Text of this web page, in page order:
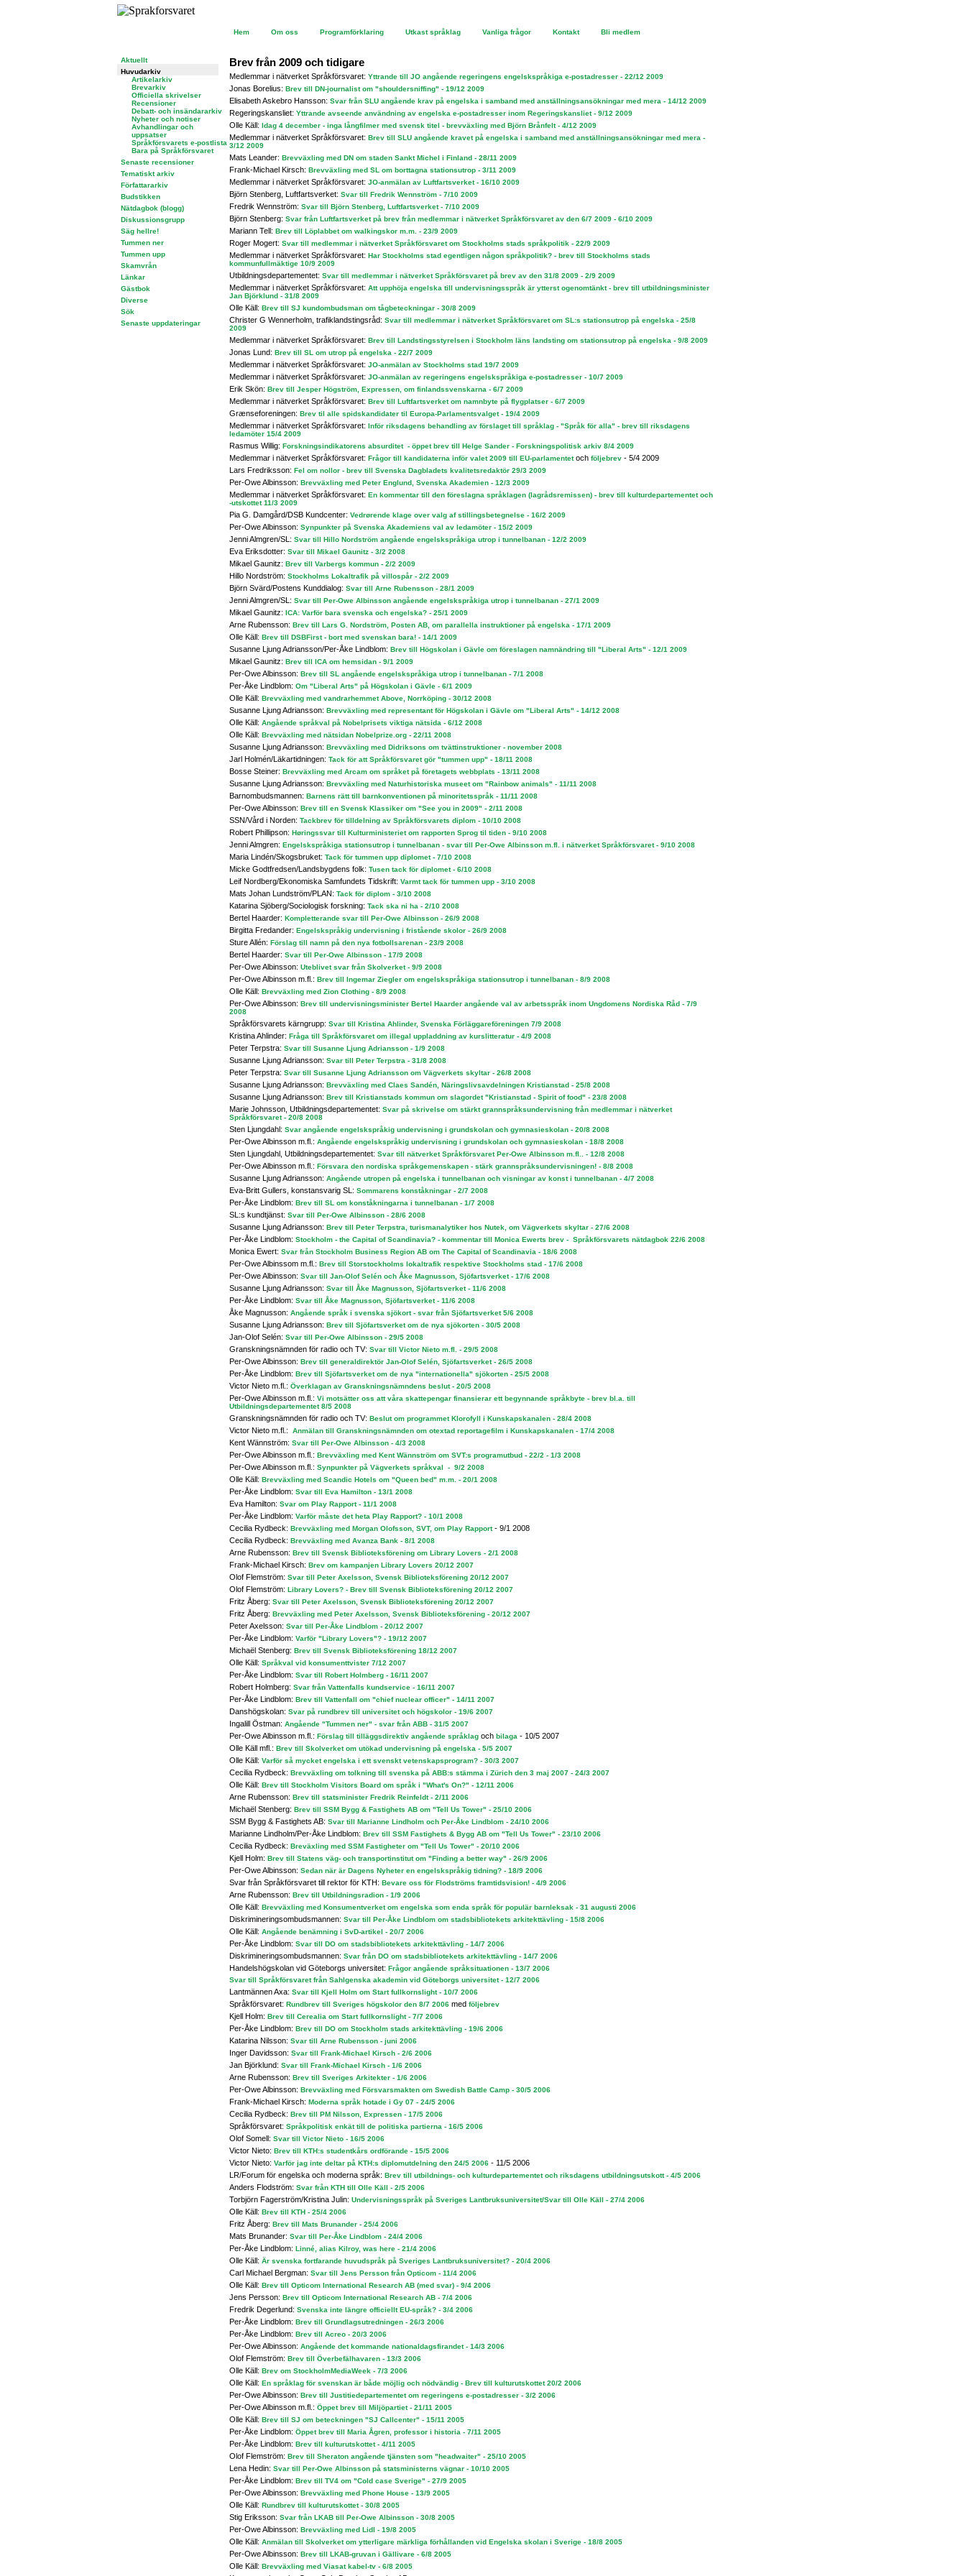
Hem Om oss Programförklaring Utkast språklag Vanliga frågor Kontakt Bli medlem
Aktuellt
Huvudarkiv
Artikelarkiv
Brevarkiv
Officiella skrivelser
Recensioner
Debatt- och insändararkiv
Nyheter och notiser
Avhandlingar och
uppsatser
Språkförsvarets e-postlista
Bara på Språkförsvaret
Senaste recensioner
Tematiskt arkiv
Författararkiv
Budstikken
Nätdagbok (blogg)
Diskussionsgrupp
Säg hellre!
Tummen ner
Tummen upp
Skamvrån
Länkar
Gästbok
Diverse
Sök
Senaste uppdateringar
Brev från 2009 och tidigare
Medlemmar i nätverket Språkförsvaret: Yttrande till JO angående regeringens engelskspråkiga e-postadresser - 22/12 2009
Jonas Borelius: Brev till DN-journalist om "shouldersniffing" - 19/12 2009
Elisabeth Askebro Hansson: Svar från SLU angående krav på engelska i samband med anställningsansökningar med mera - 14/12 2009
Regeringskansliet: Yttrande avseende användning av engelska e-postadresser inom Regeringskansliet - 9/12 2009
Olle Käll: Idag 4 december - inga långfilmer med svensk titel - brevväxling med Björn Brånfelt - 4/12 2009
Medlemmar i nätverket Språkförsvaret: Brev till SLU angående kravet på engelska i samband med anställningsansökningar med mera -
3/12 2009
Mats Leander: Brevväxling med DN om staden Sankt Michel i Finland - 28/11 2009
Frank-Michael Kirsch: Brevväxling med SL om borttagna stationsutrop - 3/11 2009
Medlemmar i nätverket Språkförsvaret: JO-anmälan av Luftfartsverket - 16/10 2009
Björn Stenberg, Luftfartsverket: Svar till Fredrik Wennström - 7/10 2009
Fredrik Wennström: Svar till Björn Stenberg, Luftfartsverket - 7/10 2009
Björn Stenberg: Svar från Luftfartsverket på brev från medlemmar i nätverket Språkförsvaret av den 6/7 2009 - 6/10 2009
Mariann Tell: Brev till Löplabbet om walkingskor m.m. - 23/9 2009
Roger Mogert: Svar till medlemmar i nätverket Språkförsvaret om Stockholms stads språkpolitik - 22/9 2009
Medlemmar i nätverket Språkförsvaret: Har Stockholms stad egentligen någon språkpolitik? - brev till Stockholms stads
kommunfullmäktige 10/9 2009
Utbildningsdepartementet: Svar till medlemmar i nätverket Språkförsvaret på brev av den 31/8 2009 - 2/9 2009
Medlemmar i nätverket Språkförsvaret: Att upphöja engelska till undervisningsspråk är ytterst ogenomtänkt - brev till utbildningsminister
Jan Björklund - 31/8 2009
Olle Käll: Brev till SJ kundombudsman om tågbeteckningar - 30/8 2009
Christer G Wennerholm, trafiklandstingsråd: Svar till medlemmar i nätverket Språkförsvaret om SL:s stationsutrop på engelska - 25/8
2009
Medlemmar i nätverket Språkförsvaret: Brev till Landstingsstyrelsen i Stockholm läns landsting om stationsutrop på engelska - 9/8 2009
Jonas Lund: Brev till SL om utrop på engelska - 22/7 2009
Medlemmar i nätverket Språkförsvaret: JO-anmälan av Stockholms stad 19/7 2009
Medlemmar i nätverket Språkförsvaret: JO-anmälan av regeringens engelskspråkiga e-postadresser - 10/7 2009
Erik Skön: Brev till Jesper Högström, Expressen, om finlandssvenskarna - 6/7 2009
Medlemmar i nätverket Språkförsvaret: Brev till Luftfartsverket om namnbyte på flygplatser - 6/7 2009
Grænseforeningen: Brev til alle spidskandidater til Europa-Parlamentsvalget - 19/4 2009
Medlemmar i nätverket Språkförsvaret: Inför riksdagens behandling av förslaget till språklag - "Språk för alla" - brev till riksdagens
ledamöter 15/4 2009
Rasmus Willig: Forskningsindikatorens absurditet - öppet brev till Helge Sander - Forskningspolitisk arkiv 8/4 2009
Medlemmar i nätverket Språkförsvaret: Frågor till kandidaterna inför valet 2009 till EU-parlamentetoch följebrev - 5/4 2009
Lars Fredriksson: Fel om nollor - brev till Svenska Dagbladets kvalitetsredaktör 29/3 2009
Per-Owe Albinsson: Brevväxling med Peter Englund, Svenska Akademien - 12/3 2009
Medlemmar i nätverket Språkförsvaret: En kommentar till den föreslagna språklagen (lagrådsremissen) - brev till kulturdepartementet och
-utskottet 11/3 2009
Pia G. Damgård/DSB Kundcenter: Vedrørende klage over valg af stillingsbetegnelse - 16/2 2009
Per-Owe Albinsson: Synpunkter på Svenska Akademiens val av ledamöter - 15/2 2009
Jenni Almgren/SL: Svar till Hillo Nordström angående engelskspråkiga utrop i tunnelbanan - 12/2 2009
Eva Eriksdotter: Svar till Mikael Gaunitz - 3/2 2008
Mikael Gaunitz: Brev till Varbergs kommun - 2/2 2009
Hillo Nordström: Stockholms Lokaltrafik på villospår - 2/2 2009
Björn Svärd/Postens Kunddialog: Svar till Arne Rubensson - 28/1 2009
Jenni Almgren/SL: Svar till Per-Owe Albinsson angående engelskspråkiga utrop i tunnelbanan - 27/1 2009
Mikael Gaunitz: ICA: Varför bara svenska och engelska? - 25/1 2009
Arne Rubensson: Brev till Lars G. Nordström, Posten AB, om parallella instruktioner på engelska - 17/1 2009
Olle Käll: Brev till DSBFirst - bort med svenskan bara! - 14/1 2009
Susanne Ljung Adriansson/Per-Åke Lindblom: Brev till Högskolan i Gävle om föreslagen namnändring till "Liberal Arts" - 12/1 2009
Mikael Gaunitz: Brev till ICA om hemsidan - 9/1 2009
Per-Owe Albinsson: Brev till SL angående engelskspråkiga utrop i tunnelbanan - 7/1 2008
Per-Åke Lindblom: Om "Liberal Arts" på Högskolan i Gävle - 6/1 2009
Olle Käll: Brevväxling med vandrarhemmet Above, Norrköping - 30/12 2008
Susanne Ljung Adriansson: Brevväxling med representant för Högskolan i Gävle om "Liberal Arts" - 14/12 2008
Olle Käll: Angående språkval på Nobelprisets viktiga nätsida - 6/12 2008
Olle Käll: Brevväxling med nätsidan Nobelprize.org - 22/11 2008
Susanne Ljung Adriansson: Brevväxling med Didriksons om tvättinstruktioner - november 2008
Jarl Holmén/Läkartidningen: Tack för att Språkförsvaret gör "tummen upp" - 18/11 2008
Bosse Steiner: Brevväxling med Arcam om språket på företagets webbplats - 13/11 2008
Susanne Ljung Adriansson: Brevväxling med Naturhistoriska museet om "Rainbow animals" - 11/11 2008
Barnombudsmannen: Barnens rätt till barnkonventionen på minoritetsspråk - 11/11 2008
Per-Owe Albinsson: Brev till en Svensk Klassiker om "See you in 2009" - 2/11 2008
SSN/Vård i Norden: Tackbrev för tilldelning av Språkförsvarets diplom - 10/10 2008
Robert Phillipson: Høringssvar till Kulturministeriet om rapporten Sprog til tiden - 9/10 2008
Jenni Almgren: Engelskspråkiga stationsutrop i tunnelbanan - svar till Per-Owe Albinsson m.fl. i nätverket Språkförsvaret - 9/10 2008
Maria Lindén/Skogsbruket: Tack för tummen upp diplomet - 7/10 2008
Micke Godtfredsen/Landsbygdens folk: Tusen tack för diplomet - 6/10 2008
Leif Nordberg/Ekonomiska Samfundets Tidskrift: Varmt tack för tummen upp - 3/10 2008
Mats Johan Lundström/PLAN: Tack för diplom - 3/10 2008
Katarina Sjöberg/Sociologisk forskning: Tack ska ni ha - 2/10 2008
Bertel Haarder: Kompletterande svar till Per-Owe Albinsson - 26/9 2008
Birgitta Fredander: Engelskspråkig undervisning i fristående skolor - 26/9 2008
Sture Allén: Förslag till namn på den nya fotbollsarenan - 23/9 2008
Bertel Haarder: Svar till Per-Owe Albinsson - 17/9 2008
Per-Owe Albinsson: Uteblivet svar från Skolverket - 9/9 2008
Per-Owe Albinsson m.fl.: Brev till Ingemar Ziegler om engelskspråkiga stationsutrop i tunnelbanan - 8/9 2008
Olle Käll: Brevväxling med Zion Clothing - 8/9 2008
Per-Owe Albinsson: Brev till undervisningsminister Bertel Haarder angående val av arbetsspråk inom Ungdomens Nordiska Råd - 7/9
2008
Språkförsvarets kärngrupp: Svar till Kristina Ahlinder, Svenska Förläggareföreningen 7/9 2008
Kristina Ahlinder: Fråga till Språkförsvaret om illegal uppladdning av kurslitteratur - 4/9 2008
Peter Terpstra: Svar till Susanne Ljung Adriansson - 1/9 2008
Susanne Ljung Adriansson: Svar till Peter Terpstra - 31/8 2008
Peter Terpstra: Svar till Susanne Ljung Adriansson om Vägverkets skyltar - 26/8 2008
Susanne Ljung Adriansson: Brevväxling med Claes Sandén, Näringslivsavdelningen Kristianstad - 25/8 2008
Susanne Ljung Adriansson: Brev till Kristianstads kommun om slagordet "Kristianstad - Spirit of food" - 23/8 2008
Marie Johnsson, Utbildningsdepartementet: Svar på skrivelse om stärkt grannspråksundervisning från medlemmar i nätverket
Språkförsvaret - 20/8 2008
Sten Ljungdahl: Svar angående engelskspråkig undervisning i grundskolan och gymnasieskolan - 20/8 2008
Per-Owe Albinsson m.fl.: Angående engelskspråkig undervisning i grundskolan och gymnasieskolan - 18/8 2008
Sten Ljungdahl, Utbildningsdepartementet: Svar till nätverket Språkförsvaret Per-Owe Albinsson m.fl.. - 12/8 2008
Per-Owe Albinsson m.fl.: Försvara den nordiska språkgemenskapen - stärk grannspråksundervisningen! - 8/8 2008
Susanne Ljung Adriansson: Angående utropen på engelska i tunnelbanan och visningar av konst i tunnelbanan - 4/7 2008
Eva-Britt Gullers, konstansvarig SL: Sommarens konståkningar - 2/7 2008
Per-Åke Lindblom: Brev till SL om konståkningarna i tunnelbanan - 1/7 2008
SL:s kundtjänst: Svar till Per-Owe Albinsson - 28/6 2008
Susanne Ljung Adriansson: Brev till Peter Terpstra, turismanalytiker hos Nutek, om Vägverkets skyltar - 27/6 2008
Per-Åke Lindblom: Stockholm - the Capital of Scandinavia? - kommentar till Monica Ewerts brev - Språkförsvarets nätdagbok 22/6 2008
Monica Ewert: Svar från Stockholm Business Region AB om The Capital of Scandinavia - 18/6 2008
Per-Owe Albinssom m.fl.: Brev till Storstockholms lokaltrafik respektive Stockholms stad - 17/6 2008
Per-Owe Albinsson: Svar till Jan-Olof Selén och Åke Magnusson, Sjöfartsverket - 17/6 2008
Susanne Ljung Adriansson: Svar till Åke Magnusson, Sjöfartsverket - 11/6 2008
Per-Åke Lindblom: Svar till Åke Magnusson, Sjöfartsverket - 11/6 2008
Åke Magnusson: Angående språk i svenska sjökort - svar från Sjöfartsverket 5/6 2008
Susanne Ljung Adriansson: Brev till Sjöfartsverket om de nya sjökorten - 30/5 2008
Jan-Olof Selén: Svar till Per-Owe Albinsson - 29/5 2008
Granskningsnämnden för radio och TV: Svar till Victor Nieto m.fl. - 29/5 2008
Per-Owe Albinsson: Brev till generaldirektör Jan-Olof Selén, Sjöfartsverket - 26/5 2008
Per-Åke Lindblom: Brev till Sjöfartsverket om de nya "internationella" sjökorten - 25/5 2008
Victor Nieto m.fl.: Överklagan av Granskningsnämndens beslut - 20/5 2008
Per-Owe Albinsson m.fl.: Vi motsätter oss att våra skattepengar finansierar ett begynnande språkbyte - brev bl.a. till
Utbildningsdepartementet 8/5 2008
Granskningsnämnden för radio och TV: Beslut om programmet Klorofyll i Kunskapskanalen - 28/4 2008
Victor Nieto m.fl.: Anmälan till Granskningsnämnden om otextad reportagefilm i Kunskapskanalen - 17/4 2008
Kent Wännström: Svar till Per-Owe Albinsson - 4/3 2008
Per-Owe Albinsson m.fl.: Brevväxling med Kent Wännström om SVT:s programutbud - 22/2 - 1/3 2008
Per-Owe Albinsson m.fl.: Synpunkter på Vägverkets språkval - 9/2 2008
Olle Käll: Brevväxling med Scandic Hotels om "Queen bed" m.m. - 20/1 2008
Per-Åke Lindblom: Svar till Eva Hamilton - 13/1 2008
Eva Hamilton: Svar om Play Rapport - 11/1 2008
Per-Åke Lindblom: Varför måste det heta Play Rapport? - 10/1 2008
Cecilia Rydbeck: Brevväxling med Morgan Olofsson, SVT, om Play Rapport- 9/1 2008
Cecilia Rydbeck: Brevväxling med Avanza Bank - 8/1 2008
Arne Rubensson: Brev till Svensk Biblioteksförening om Library Lovers - 2/1 2008
Frank-Michael Kirsch: Brev om kampanjen Library Lovers 20/12 2007
Olof Flemström: Svar till Peter Axelsson, Svensk Biblioteksförening 20/12 2007
Olof Flemström: Library Lovers? - Brev till Svensk Biblioteksförening 20/12 2007
Fritz Åberg: Svar till Peter Axelsson, Svensk Biblioteksförening 20/12 2007
Fritz Åberg: Brevväxling med Peter Axelsson, Svensk Biblioteksförening - 20/12 2007
Peter Axelsson: Svar till Per-Åke Lindblom - 20/12 2007
Per-Åke Lindblom: Varför "Library Lovers"? - 19/12 2007
Michaël Stenberg: Brev till Svensk Biblioteksförening 18/12 2007
Olle Käll: Språkval vid konsumenttvister 7/12 2007
Per-Åke Lindblom: Svar till Robert Holmberg - 16/11 2007
Robert Holmberg: Svar från Vattenfalls kundservice - 16/11 2007
Per-Åke Lindblom: Brev till Vattenfall om "chief nuclear officer" - 14/11 2007
Danshögskolan: Svar på rundbrev till universitet och högskolor - 19/6 2007
Ingalill Östman: Angående "Tummen ner" - svar från ABB - 31/5 2007
Per-Owe Albinsson m.fl.: Förslag till tilläggsdirektiv angående språklag och bilaga - 10/5 2007
Olle Käll mfl.: Brev till Skolverket om utökad undervisning på engelska - 5/5 2007
Olle Käll: Varför så mycket engelska i ett svenskt vetenskapsprogram? - 30/3 2007
Cecilia Rydbeck: Brevväxling om tolkning till svenska på ABB:s stämma i Zürich den 3 maj 2007 - 24/3 2007
Olle Käll: Brev till Stockholm Visitors Board om språk i "What's On?" - 12/11 2006
Arne Rubensson: Brev till statsminister Fredrik Reinfeldt - 2/11 2006
Michaël Stenberg: Brev till SSM Bygg & Fastighets AB om "Tell Us Tower" - 25/10 2006
SSM Bygg & Fastighets AB: Svar till Marianne Lindholm och Per-Åke Lindblom - 24/10 2006
Marianne Lindholm/Per-Åke Lindblom: Brev till SSM Fastighets & Bygg AB om "Tell Us Tower" - 23/10 2006
Cecilia Rydbeck: Breväxling med SSM Fastigheter om "Tell Us Tower" - 20/10 2006
Kjell Holm: Brev till Statens väg- och transportinstitut om "Finding a better way" - 26/9 2006
Per-Owe Albinsson: Sedan när är Dagens Nyheter en engelskspråkig tidning? - 18/9 2006
Svar från Språkförsvaret till rektor för KTH: Bevare oss för Flodströms framtidsvision! - 4/9 2006
Arne Rubensson: Brev till Utbildningsradion - 1/9 2006
Olle Käll: Brevväxling med Konsumentverket om engelska som enda språk för populär barnleksak - 31 augusti 2006
Diskrimineringsombudsmannen: Svar till Per-Åke Lindblom om stadsbibliotekets arkitekttävling - 15/8 2006
Olle Käll: Angående benämning i SvD-artikel - 20/7 2006
Per-Åke Lindblom: Svar till DO om stadsbibliotekets arkitekttävling - 14/7 2006
Diskrimineringsombudsmannen: Svar från DO om stadsbibliotekets arkitekttävling - 14/7 2006
Handelshögskolan vid Göteborgs universitet: Frågor angående språksituationen - 13/7 2006
Svar till Språkförsvaret från Sahlgenska akademin vid Göteborgs universitet - 12/7 2006
Lantmännen Axa: Svar till Kjell Holm om Start fullkornslight - 10/7 2006
Språkförsvaret: Rundbrev till Sveriges högskolor den 8/7 2006 med följebrev
Kjell Holm: Brev till Cerealia om Start fullkornslight - 7/7 2006
Per-Åke Lindblom: Brev till DO om Stockholm stads arkitekttävling - 19/6 2006
Katarina Nilsson: Svar till Arne Rubensson - juni 2006
Inger Davidsson: Svar till Frank-Michael Kirsch - 2/6 2006
Jan Björklund: Svar till Frank-Michael Kirsch - 1/6 2006
Arne Rubensson: Brev till Sveriges Arkitekter - 1/6 2006
Per-Owe Albinsson: Brevväxling med Försvarsmakten om Swedish Battle Camp - 30/5 2006
Frank-Michael Kirsch: Moderna språk hotade i Gy 07 - 24/5 2006
Cecilia Rydbeck: Brev till PM Nilsson, Expressen - 17/5 2006
Språkförsvaret: Språkpolitisk enkät till de politiska partierna - 16/5 2006
Olof Somell: Svar till Victor Nieto - 16/5 2006
Victor Nieto: Brev till KTH:s studentkårs ordförande - 15/5 2006
Victor Nieto: Varför jag inte deltar på KTH:s diplomutdelning den 24/5 2006 - 11/5 2006
LR/Forum för engelska och moderna språk: Brev till utbildnings- och kulturdepartementet och riksdagens utbildningsutskott - 4/5 2006
Anders Flodström: Svar från KTH till Olle Käll - 2/5 2006
Torbjörn Fagerström/Kristina Julin: Undervisningsspråk på Sveriges Lantbruksuniversitet/Svar till Olle Käll - 27/4 2006
Olle Käll: Brev till KTH - 25/4 2006
Fritz Åberg: Brev till Mats Brunander - 25/4 2006
Mats Brunander: Svar till Per-Åke Lindblom - 24/4 2006
Per-Åke Lindblom: Linné, alias Kilroy, was here - 21/4 2006
Olle Käll: Är svenska fortfarande huvudspråk på Sveriges Lantbruksuniversitet? - 20/4 2006
Carl Michael Bergman: Svar till Jens Persson från Opticom - 11/4 2006
Olle Käll: Brev till Opticom International Research AB (med svar) - 9/4 2006
Jens Persson: Brev till Opticom International Research AB - 7/4 2006
Fredrik Degerlund: Svenska inte längre officiellt EU-språk? - 3/4 2006
Per-Åke Lindblom: Brev till Grundlagsutredningen - 26/3 2006
Per-Åke Lindblom: Brev till Acreo - 20/3 2006
Per-Owe Albinsson: Angående det kommande nationaldagsfirandet - 14/3 2006
Olof Flemström: Brev till Överbefälhavaren - 13/3 2006
Olle Käll: Brev om StockholmMediaWeek - 7/3 2006
Olle Käll: En språklag för svenskan är både möjlig och nödvändig - Brev till kulturutskottet 20/2 2006
Per-Owe Albinsson: Brev till Justitiedepartementet om regeringens e-postadresser - 3/2 2006
Per-Owe Albinsson m.fl.: Öppet brev till Miljöpartiet - 21/11 2005
Olle Käll: Brev till SJ om beteckningen "SJ Callcenter" - 15/11 2005
Per-Åke Lindblom: Öppet brev till Maria Ågren, professor i historia - 7/11 2005
Per-Åke Lindblom: Brev till kulturutskottet - 4/11 2005
Olof Flemström: Brev till Sheraton angående tjänsten som "headwaiter" - 25/10 2005
Lena Hedin: Svar till Per-Owe Albinsson på statsministerns vägnar - 10/10 2005
Per-Åke Lindblom: Brev till TV4 om "Cold case Sverige" - 27/9 2005
Per-Owe Albinsson: Brevväxling med Phone House - 13/9 2005
Olle Käll: Rundbrev till kulturutskottet - 30/8 2005
Stig Eriksson: Svar från LKAB till Per-Owe Albinsson - 30/8 2005
Per-Owe Albinsson: Brevväxling med Lidl - 19/8 2005
Olle Käll: Anmälan till Skolverket om ytterligare märkliga förhållanden vid Engelska skolan i Sverige - 18/8 2005
Per-Owe Albinsson: Brev till LKAB-gruvan i Gällivare - 6/8 2005
Olle Käll: Brevväxling med Viasat kabel-tv - 6/8 2005